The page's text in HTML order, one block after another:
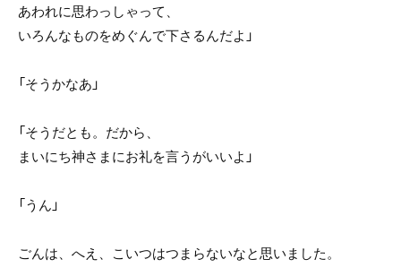
あわれに思わっしゃって、
いろんなものをめぐんで下さるんだよ」
「そうかなあ」
「そうだとも。だから、
まいにち神さまにお礼を言うがいいよ」
「うん」
ごんは、へえ、こいつはつまらないなと思いました。